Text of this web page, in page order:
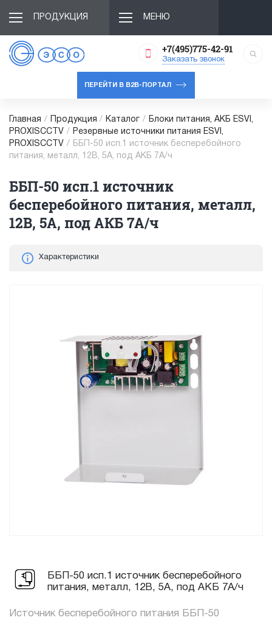
ПРОДУКЦИЯ МЕНЮ
+7(495)775-42-91
Заказать звонок
ПЕРЕЙТИ В B2B-ПОРТАЛ
Главная / Продукция / Каталог /
Блоки питания, АКБ ESVI,
PROXISCCTV /
Резервные источники питания ESVI,
PROXISCCTV /
ББП-50 исп.1 источник бесперебойного
питания, металл, 12В, 5А, под АКБ 7А/ч
ББП-50 исп.1 источник
бесперебойного питания, металл,
12В, 5А, под АКБ 7А/ч
Характеристики
ББП-50 исп.1 источник бесперебойного
питания, металл, 12В, 5А, под АКБ 7А/ч
Источник бесперебойного питания ББП-50